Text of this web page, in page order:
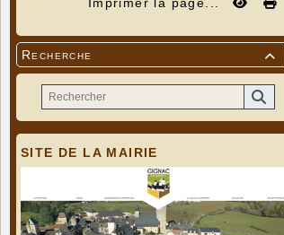
Imprimer la page...

Recherche
SITE DE LA MAIRIE